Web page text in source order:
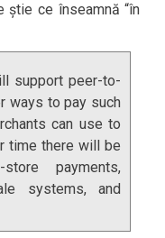
știe ce înseamnă “în
support peer-to-
ways to pay such
can use to
time there will be
payments,
systems, and